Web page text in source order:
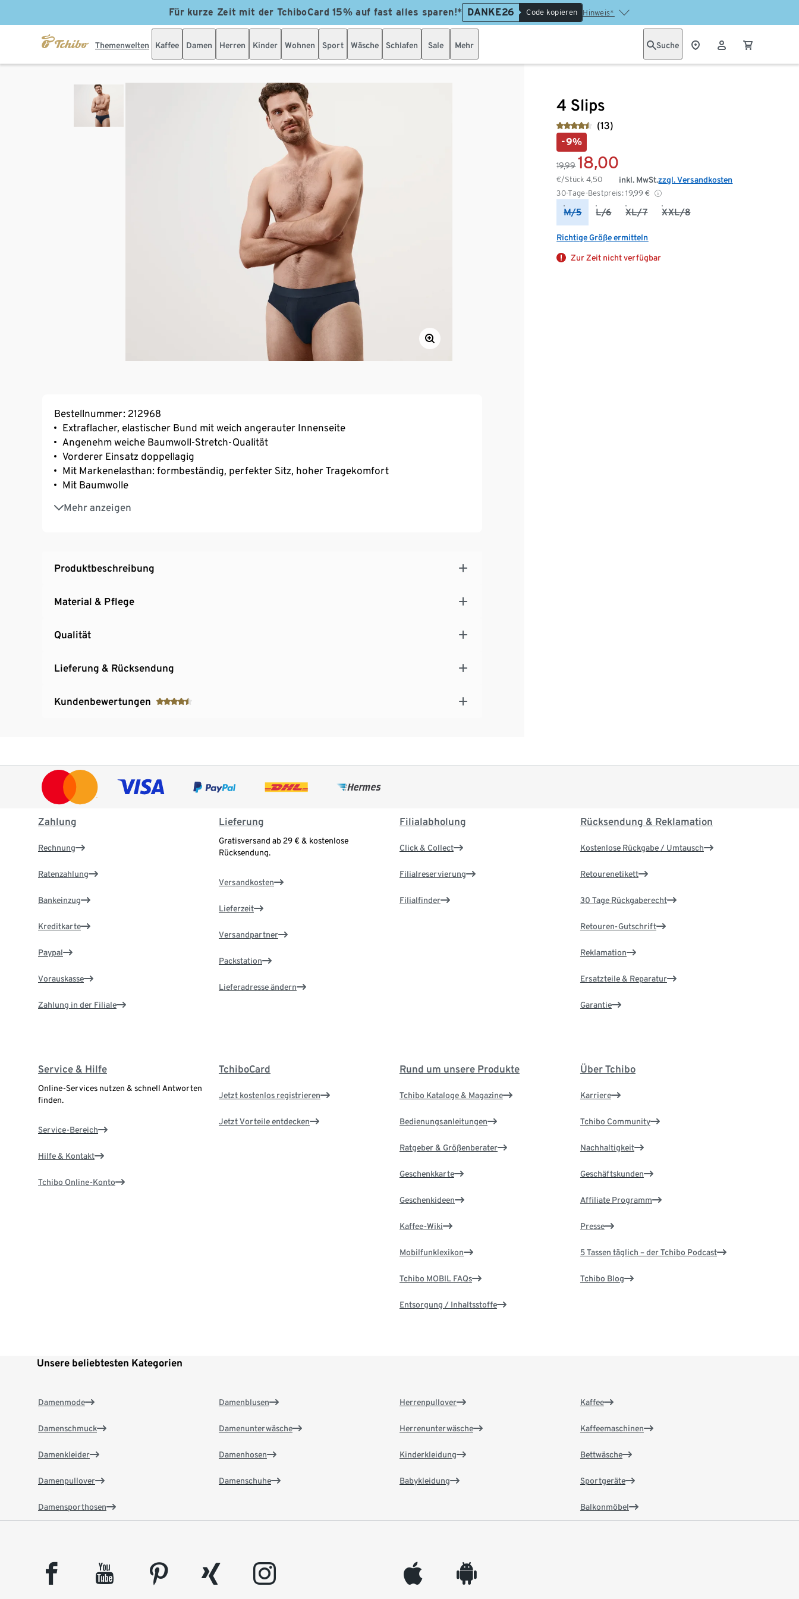
Für kurze Zeit mit der TchiboCard 15% auf fast alles sparen!* DANKE26 Code kopieren Hinweis*
Themenwelten Kaffee Damen Herren Kinder Wohnen Sport Wäsche Schlafen Sale Mehr Suche
4 Slips
(13)
-9%
19,99 18,00
€/Stück4,50
30-Tage-Bestpreis: 19,99 €
inkl. MwSt.zzgl. Versandkosten
M/5 L/6 XL/7 XXL/8
Richtige Größe ermitteln
Zur Zeit nicht verfügbar
Bestellnummer: 212968
Extraflacher, elastischer Bund mit weich angerauter Innenseite
Angenehm weiche Baumwoll-Stretch-Qualität
Vorderer Einsatz doppellagig
Mit Markenelasthan: formbeständig, perfekter Sitz, hoher Tragekomfort
Mit Baumwolle
Mehr anzeigen
Wir möchten Sie darüber informieren, dass entgegen den Angaben an dem Produkt,
unser Produkt kein GOTS-Produkt ist. Der Grund hierfür sind unvorhergesehene
Produktbeschreibung
Material & Pflege
Qualität
Lieferung & Rücksendung
Kundenbewertungen
Zahlung
Rechnung
Ratenzahlung
Bankeinzug
Kreditkarte
Paypal
Vorauskasse
Zahlung in der Filiale
Lieferung
Gratisversand ab 29 € & kostenlose
Rücksendung.
Versandkosten
Lieferzeit
Versandpartner
Packstation
Lieferadresse ändern
Filialabholung
Click & Collect
Filialreservierung
Filialfinder
Rücksendung & Reklamation
Kostenlose Rückgabe / Umtausch
Retourenetikett
30 Tage Rückgaberecht
Retouren-Gutschrift
Reklamation
Ersatzteile & Reparatur
Garantie
Service & Hilfe
Online-Services nutzen & schnell Antworten
finden.
Service-Bereich
Hilfe & Kontakt
Tchibo Online-Konto
TchiboCard
Jetzt kostenlos registrieren
Jetzt Vorteile entdecken
Rund um unsere Produkte
Tchibo Kataloge & Magazine
Bedienungsanleitungen
Ratgeber & Größenberater
Geschenkkarte
Geschenkideen
Kaffee-Wiki
Mobilfunklexikon
Tchibo MOBIL FAQs
Entsorgung / Inhaltsstoffe
Über Tchibo
Karriere
Tchibo Community
Nachhaltigkeit
Geschäftskunden
Affiliate Programm
Presse
5 Tassen täglich – der Tchibo Podcast
Tchibo Blog
Unsere beliebtesten Kategorien
Damenmode
Damenschmuck
Damenkleider
Damenpullover
Damensporthosen
Damenblusen
Damenunterwäsche
Damenhosen
Damenschuhe
Herrenpullover
Herrenunterwäsche
Kinderkleidung
Babykleidung
Kaffee
Kaffeemaschinen
Bettwäsche
Sportgeräte
Balkonmöbel
facebook youtube pinterest xing instagram appleinc android